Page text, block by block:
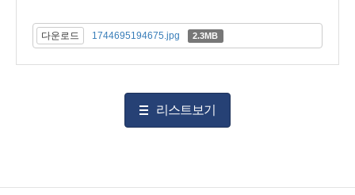
다운로드 1744695194675.jpg 2.3MB
리스트보기